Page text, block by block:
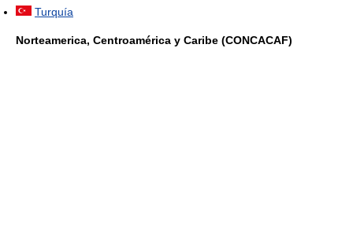
Turquía
Norteamerica, Centroamérica y Caribe (CONCACAF)